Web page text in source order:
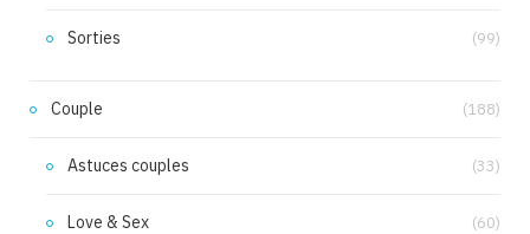
Sorties (99)
Couple (188)
Astuces couples (33)
Love & Sex (60)